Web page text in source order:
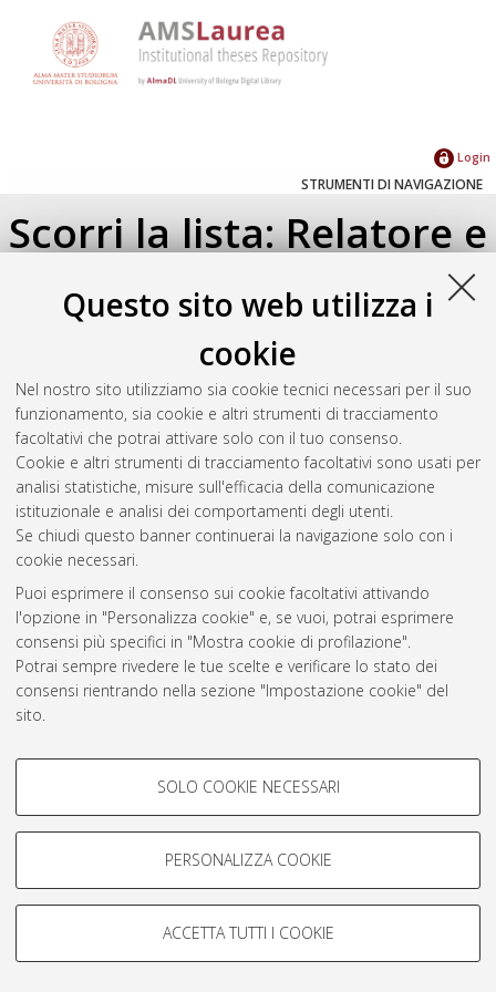
Questo sito web utilizza i
cookie
Nel nostro sito utilizziamo sia cookie tecnici necessari per il suo
funzionamento, sia cookie e altri strumenti di tracciamento
facoltativi che potrai attivare solo con il tuo consenso.
Cookie e altri strumenti di tracciamento facoltativi sono usati per
analisi statistiche, misure sull'efficacia della comunicazione
istituzionale e analisi dei comportamenti degli utenti.
Se chiudi questo banner continuerai la navigazione solo con i
cookie necessari.
Puoi esprimere il consenso sui cookie facoltativi attivando
l'opzione in "Personalizza cookie" e, se vuoi, potrai esprimere
consensi più specifici in "Mostra cookie di profilazione".
Potrai sempre rivedere le tue scelte e verificare lo stato dei
consensi rientrando nella sezione "Impostazione cookie" del
sito.
COOKIE DI PROFILAZIONE -
Si tratta di cookie utilizzati per analizzare le caratteristiche della
navigazione degli utenti, creare profili in base al loro comportamento
Mostra cookie di profilazione
COOKIE TECNICI - NECESSARI
SOLO COOKIE NECESSARI
PERSONALIZZA COOKIE
ACCETTA TUTTI I COOKIE
Login
STRUMENTI DI NAVIGAZIONE
Scorri la lista: Relatore e
Correlatore
Seleziona un valore dall'elenco sottostante.
2024(1)
2021(1)
Atom
Rss 1.0
AMS Laurea
Servizio implementato e gestito da AlmaDL
Condizioni d’uso del sito